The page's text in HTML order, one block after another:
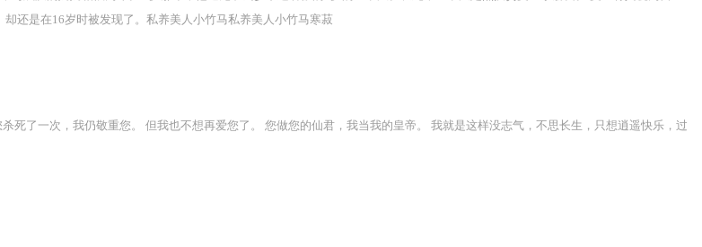
还是在16岁时被发现了。私养美人小竹马私养美人小竹马寒菽
死了一次，我仍敬重您。 但我也不想再爱您了。 您做您的仙君，我当我的皇帝。 我就是这样没志气，不思长生，只想逍遥快乐，过